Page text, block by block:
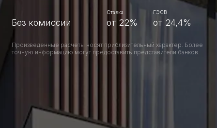
Без комиссии
Ставка
от 22%
ГЭСВ
от 24,4%
Произведенные расчеты носят приблизительный характер. Более
точную информацию могут предоставить представители банков.